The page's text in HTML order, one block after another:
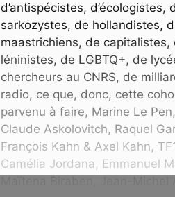
d’antispécistes,
sarkozystes, de hollandistes,
maastrichiens, de
léninistes, de LGBTQ+, de
chercheurs au CNRS, de
radio, ce que, donc, cette
parvenu à faire, Marine Le
Claude Askolovitch, Raquel
François Kahn & Axel Kahn,
Camélia Jordana, Emmanuel